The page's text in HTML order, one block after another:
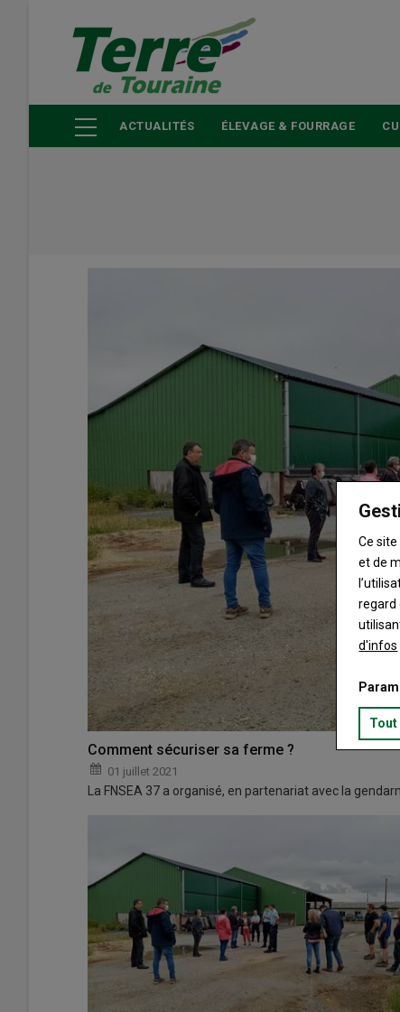
principal
ACTUALITÉS ÉLEVAGE & FOURRAGE
Comment sécuriser sa ferme ?
01 juillet 2021
La FNSEA 37 a organisé, en partenariat avec la
Ce
et de
regard
d'infos